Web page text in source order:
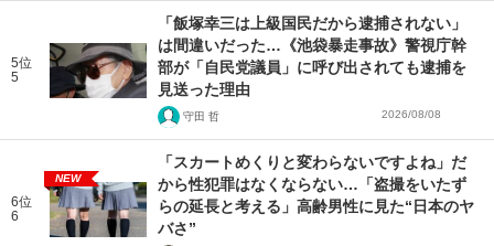
5位
5
「飯塚幸三は上級国民だから逮捕されない」
は間違いだった…《池袋暴走事故》警視庁幹
部が「自民党議員」に呼び出されても逮捕を
見送った理由
守田 哲 2026/08/08
6位
6
NEW
「スカートめくりと変わらないですよね」だ
から性犯罪はなくならない…「盗撮をいたず
らの延長と考える」高齢男性に見た“日本のヤ
バさ”